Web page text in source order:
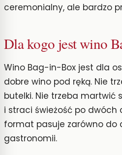
ceremonialny, ale bardzo
Dla kogo jest wino
Wino Bag-in-Box jest dla
dobre wino pod ręką. Nie
butelki. Nie trzeba martwić
i straci świeżość po dwóch
format pasuje zarówno do
gastronomii.